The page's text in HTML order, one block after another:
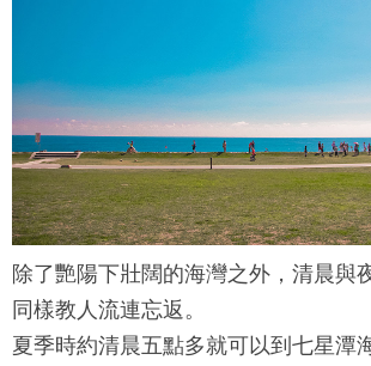
除了艷陽下壯闊的海灣之外，清晨與
同樣教人流連忘返。
夏季時約清晨五點多就可以到七星潭